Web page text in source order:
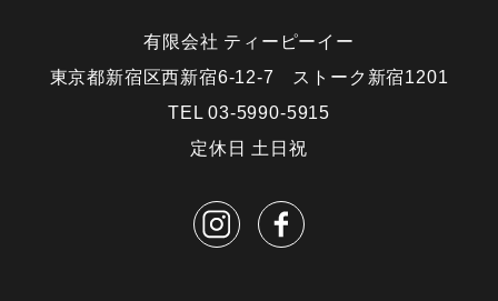
有限会社 ティーピーイー
東京都新宿区西新宿6-12-7 ストーク新宿1201
TEL 03-5990-5915
定休日 土日祝